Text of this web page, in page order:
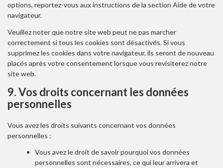
options, reportez-vous aux instructions de la section Aide de votre
navigateur.
Veuillez noter que notre site web peut ne pas marcher
correctement si tous les cookies sont désactivés. Si vous
supprimez les cookies dans votre navigateur, ils seront de nouveau
placés après votre consentement lorsque vous revisiterez notre
site web.
9. Vos droits concernant les données
personnelles
Vous avez les droits suivants concernant vos données
personnelles :
Vous avez le droit de savoir pourquoi vos données
personnelles sont nécessaires, ce qui leur arrivera et